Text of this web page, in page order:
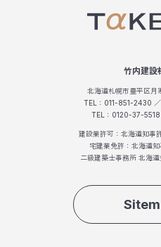
竹内建設
北海道札幌市豊平区月
TEL：011-851-2430
TEL：0120-37-5518
建設業許可：北海道知
宅建業免許：北海道
二級建築士事務所 北海